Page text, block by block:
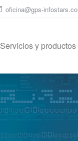
oficina@gps-
Servicios y productos